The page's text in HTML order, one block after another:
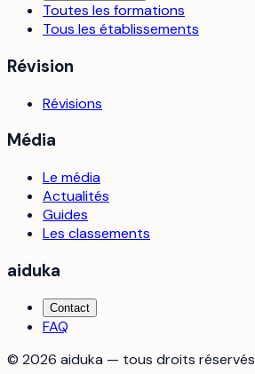
Toutes les formations
Tous les établissements
Révision
Révisions
Média
Le média
Actualités
Guides
Les classements
aiduka
Contact
FAQ
© 2026 aiduka — tous droits réservés